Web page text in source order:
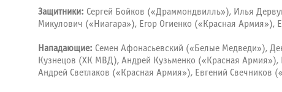
Защитники: Сергей Бойков («Драммондвилль»), Илья
Микулович («Ниагара»), Егор Огиенко («Красная
Нападающие: Семен Афонасьевский («Белые Медведи»),
Кузнецов (ХК МВД), Андрей Кузьменко («Красная
Андрей Светлаков («Красная Армия»), Евгений Свечников